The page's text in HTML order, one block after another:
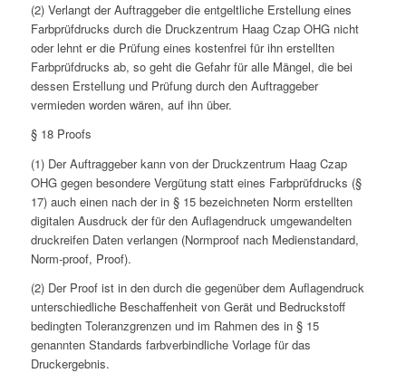
(2) Verlangt der Auftraggeber die entgeltliche Erstellung eines
Farbprüfdrucks durch die Druckzentrum Haag Czap OHG nicht
oder lehnt er die Prüfung eines kostenfrei für ihn erstellten
Farbprüfdrucks ab, so geht die Gefahr für alle Mängel, die bei
dessen Erstellung und Prüfung durch den Auftraggeber
vermieden worden wären, auf ihn über.
§ 18 Proofs
(1) Der Auftraggeber kann von der Druckzentrum Haag Czap
OHG gegen besondere Vergütung statt eines Farbprüfdrucks (§
17) auch einen nach der in § 15 bezeichneten Norm erstellten
digitalen Ausdruck der für den Auflagendruck umgewandelten
druckreifen Daten verlangen (Normproof nach Medienstandard,
Norm-proof, Proof).
(2) Der Proof ist in den durch die gegenüber dem Auflagendruck
unterschiedliche Beschaffenheit von Gerät und Bedruckstoff
bedingten Toleranzgrenzen und im Rahmen des in § 15
genannten Standards farbverbindliche Vorlage für das
Druckergebnis.